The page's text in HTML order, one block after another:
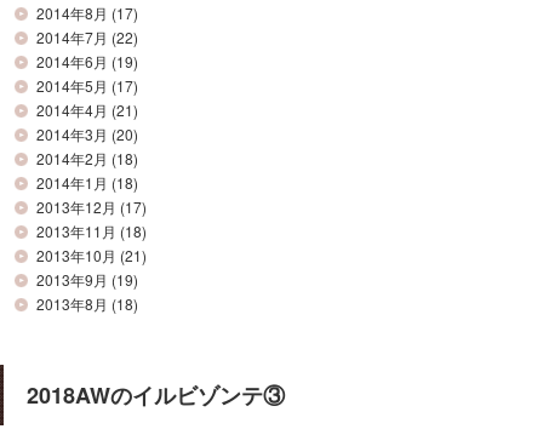
2014年8月 (17)
2014年7月 (22)
2014年6月 (19)
2014年5月 (17)
2014年4月 (21)
2014年3月 (20)
2014年2月 (18)
2014年1月 (18)
2013年12月 (17)
2013年11月 (18)
2013年10月 (21)
2013年9月 (19)
2013年8月 (18)
2018AWのイルビゾンテ③